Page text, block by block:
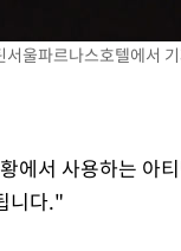
울파르나스호텔에서
에서 사용하는 아
니다."